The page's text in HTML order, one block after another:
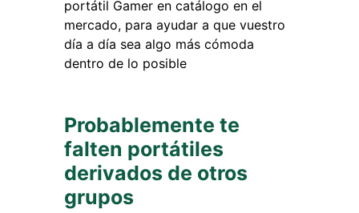
portátil Gamer en catálogo en el
mercado, para ayudar a que vuestro
día a día sea algo más cómoda
dentro de lo posible
Probablemente te
falten portátiles
derivados de otros
grupos